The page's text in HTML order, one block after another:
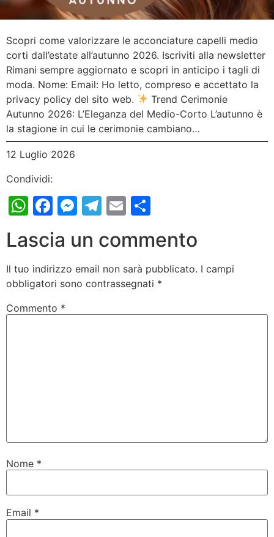
Scopri come valorizzare le acconciature capelli medio
corti dall’estate all’autunno 2026. Iscriviti alla newsletter
Rimani sempre aggiornato e scopri in anticipo i tagli di
moda. Nome: Email: Ho letto, compreso e accettato la
privacy policy del sito web.
Trend Cerimonie
Autunno 2026: L’Eleganza del Medio-Corto L’autunno è
la stagione in cui le cerimonie cambiano…
12 Luglio 2026
Condividi:
WhatsApp
Facebook
Messenger
Telegram
Email
Lascia un commento
Il tuo indirizzo email non sarà pubblicato. I campi
obbligatori sono contrassegnati *
Commento *
Nome *
Email *